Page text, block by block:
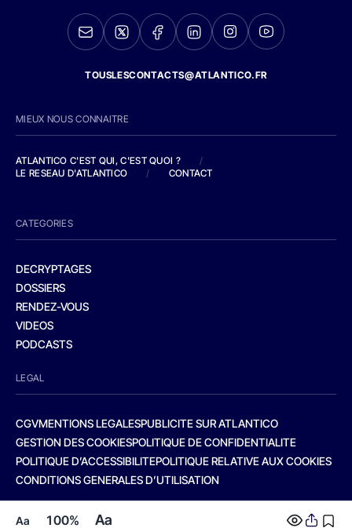
Aa 100% Aa
TOUSLESCONTACTS@ATLANTICO.FR
MIEUX NOUS CONNAITRE
ATLANTICO C'EST QUI, C'EST QUOI ?
/
LE RESEAU D'ATLANTICO
/ CONTACT
CATEGORIES
DECRYPTAGES
DOSSIERS
RENDEZ-VOUS
VIDEOS
PODCASTS
LEGAL
CGVMENTIONS LEGALESPUBLICITE SUR ATLANTICO
GESTION DES COOKIESPOLITIQUE DE CONFIDENTIALITE
POLITIQUE D’ACCESSIBILITEPOLITIQUE RELATIVE AUX COOKIES
CONDITIONS GENERALES D’UTILISATION